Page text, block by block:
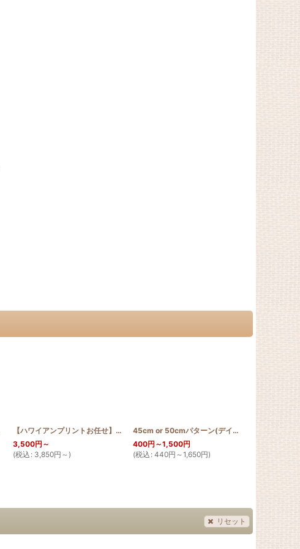
PATTERN_T110_SGIN]
【ハワイアンプリントお任せ】お散歩 サコッシュ モンステラ：コイチャ
3,500円 ～
(税込 : 3,850円 ～)
45cm or 50cmパターン(デイゴ1/4デザイン)
400円 ～1,500円
(税込 : 440円 ～1,650円)
リセット